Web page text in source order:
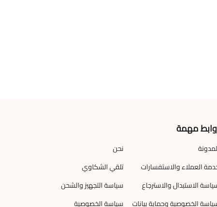
مهمة
نحن
العملاء والاستفسارات
تلقي الشكاوي
الاستبدال والاسترجاع
سياسة التجهيز والشحن
الخصوصية وحماية بيانات
سياسة الخصوصية